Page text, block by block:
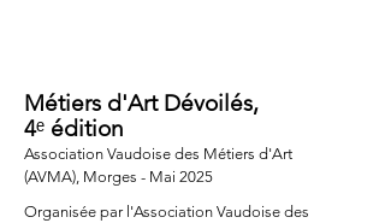
Métiers d'Art Dévoilés,
4ᵉ édition
Association Vaudoise des Métiers d'Art
(AVMA), Morges - Mai 2025
Organisée par l'Association Vaudoise des